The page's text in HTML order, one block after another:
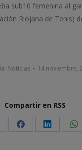
sub10 femenina al
Riojana de Tenis)
Noticias 14 noviembre,
Compartir en RSS
Share Share